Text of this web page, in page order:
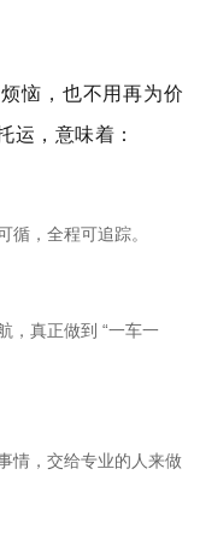
恼，也不用再为价
运，意味着：
循，全程可追踪。
，真正做到 “一车一
情，交给专业的人来做